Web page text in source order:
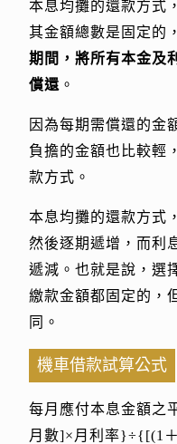
本息均攤的還款方式
其金額總數是固定的
期間，將所有本金及
償還 。
因為每期需償還的金
負擔的金額也比較輕
款方式。
本息均攤的還款方式
然後逐期遞增，而利
遞減。也就是說，選
繳款金額都固定的，
同。
機車借款試算公式
每月應付本息金額之
月數]×月利率}÷{[(1